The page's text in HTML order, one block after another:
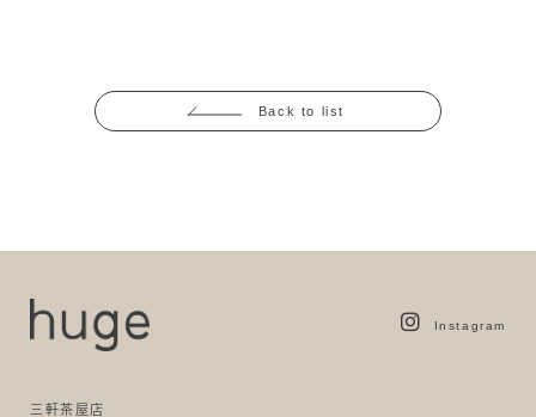
Back to list
Instagram
三軒茶屋店